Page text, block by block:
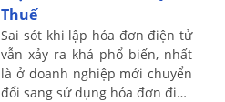
Thuế
Sai sót khi lập hóa đơn điện tử
vẫn xảy ra khá phổ biến, nhất
là ở doanh nghiệp mới chuyển
đổi sang sử dụng hóa đơn điện